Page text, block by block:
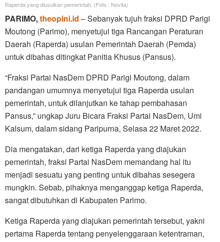
Raperda yang diusulkan pemerintah. (Foto : Novita)
PARIMO,theopini.id – Sebanyak tujuh fraksi DPRD Parigi
Moutong (Parimo), menyetujui tiga Rancangan Peraturan
Daerah (Raperda) usulan Pemerintah Daerah (Pemda)
untuk dibahas ditingkat Panitia Khusus (Pansus).
“Fraksi Partai NasDem DPRD Parigi Moutong, dalam
pandangan umumnya menyetujui tiga Raperda usulan
pemerintah, untuk dilanjutkan ke tahap pembahasan
Pansus,” ungkap Juru Bicara Fraksi Partai NasDem, Umi
Kalsum, dalam sidang Paripurna, Selasa 22 Maret 2022.
Dia mengatakan, dari ketiga Raperda yang diajukan
pemerintah, fraksi Partai NasDem memandang hal itu
menjadi sesuatu yang penting untuk dibahas sesegera
mungkin. Sebab, pihaknya menganggap ketiga Raperda,
sangat dibutuhkan di Kabupaten Parimo.
Ketiga Raperda yang diajukan pemerintah tersebut, yakni
pertama Raperda tentang penyelenggaraan ketentraman,